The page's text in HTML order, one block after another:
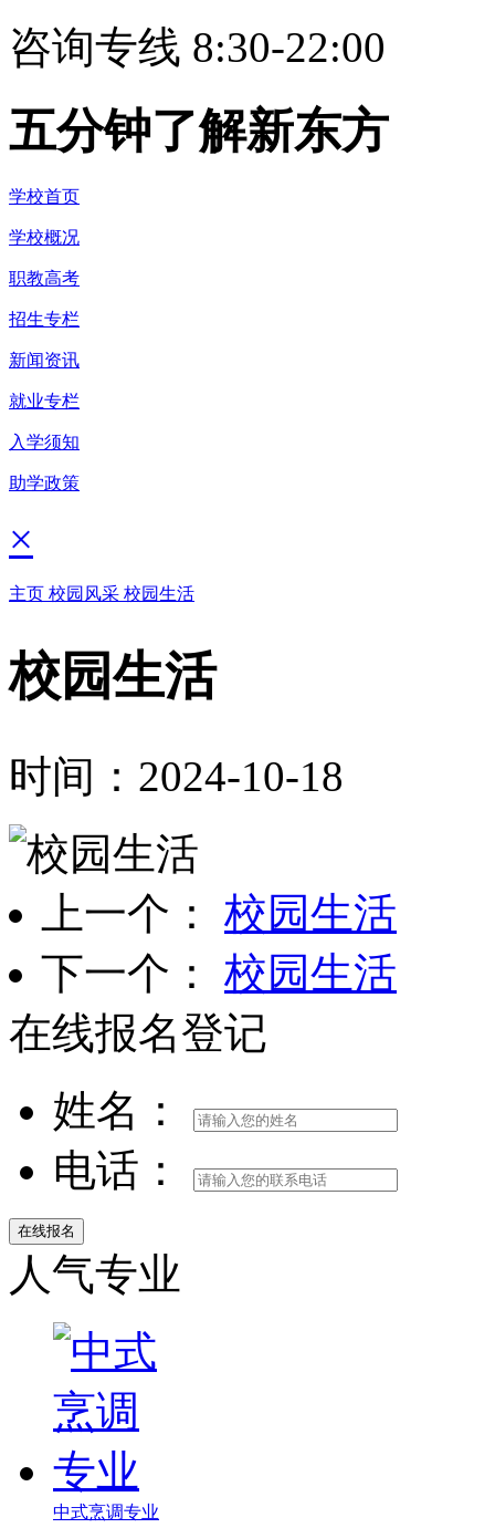
咨询专线 8:30-22:00
五分钟了解新东方
学校首页
学校概况
职教高考
招生专栏
新闻资讯
就业专栏
入学须知
助学政策
×
主页 校园风采 校园生活
校园生活
时间：2024-10-18
上一个： 校园生活
下一个： 校园生活
在线报名登记
姓名：
电话：
人气专业
中式烹调专业